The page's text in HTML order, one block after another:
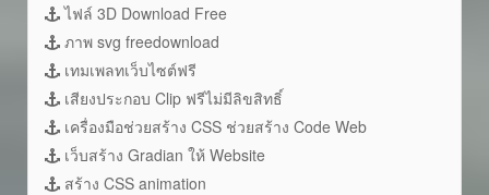
ไฟล์ 3D Download Free
ภาพ svg freedownload
เทมเพลทเว็บไซต์ฟรี
เสียงประกอบ Clip ฟรีไม่มีลิขสิทธิ์
เครื่องมือช่วยสร้าง CSS ช่วยสร้าง Code Web
เว็บสร้าง Gradian ให้ Website
สร้าง CSS animation